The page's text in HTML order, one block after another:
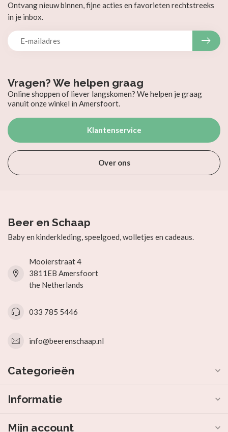
Vragen? We helpen graag
Online shoppen of liever langskomen? We helpen je graag
vanuit onze winkel in Amersfoort.
Klantenservice
Over ons
Ontvang nieuw binnen, fijne acties en favorieten rechtstreeks
in je inbox.
Beer en Schaap
Baby en kinderkleding, speelgoed, wolletjes en cadeaus.
Mooierstraat 4
3811EB Amersfoort
the Netherlands
033 785 5446
info@beerenschaap.nl
Categorieën
Informatie
Mijn account